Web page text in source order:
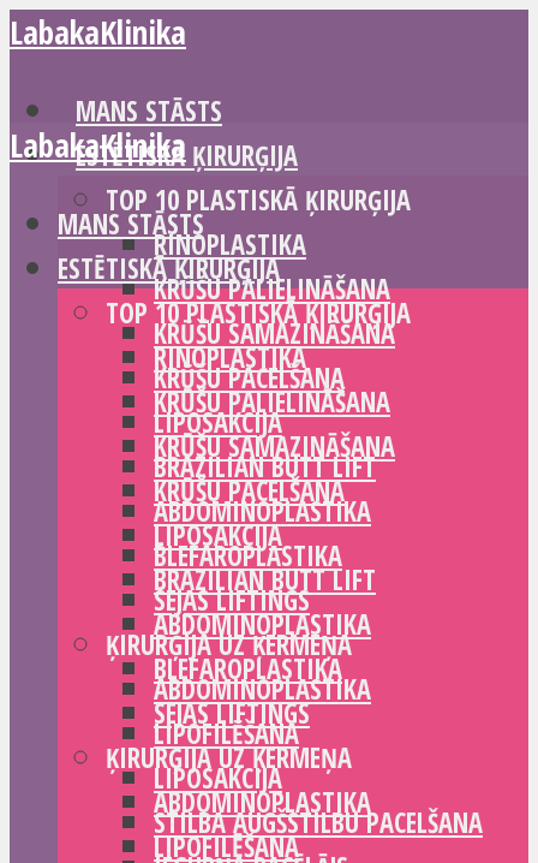
LabakaKlinika
MANS STĀSTS
ESTĒTISKĀ ĶIRURĢIJA
TOP 10 PLASTISKĀ ĶIRURĢIJA
RINOPLASTIKA
KRŪŠU PALIELINĀŠANA
KRŪŠU SAMAZINĀŠANA
KRŪŠU PACELŠANA
LIPOSAKCIJA
BRAZILIAN BUTT LIFT
ABDOMINOPLASTIKA
BLEFAROPLASTIKA
SEJAS LIFTINGS
ĶIRURĢIJA UZ ĶERMEŅA
ABDOMINOPLASTIKA
LIPOFILĒŠANA
LIPOSAKCIJA
STILBA AUGŠSTILBU PACELŠANA
LabakaKlinika
MANS STĀSTS
ESTĒTISKĀ ĶIRURĢIJA
TOP 10 PLASTISKĀ ĶIRURĢIJA
RINOPLASTIKA
KRŪŠU PALIELINĀŠANA
KRŪŠU SAMAZINĀŠANA
KRŪŠU PACELŠANA
LIPOSAKCIJA
BRAZILIAN BUTT LIFT
ABDOMINOPLASTIKA
BLEFAROPLASTIKA
SEJAS LIFTINGS
ĶIRURĢIJA UZ ĶERMEŅA
ABDOMINOPLASTIKA
LIPOFILĒŠANA